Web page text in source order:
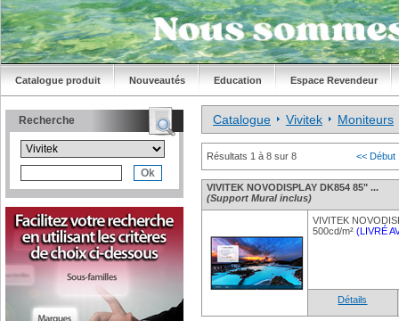
Catalogue produit Nouveautés Education Espace Revendeur
Recherche Catalogue Vivitek Moniteurs
Résultats 1 à 8 sur 8 << Début
VIVITEK NOVODISPLAY DK854 85" ...
(Support Mural inclus)
VIVITEK
500cd/m² (LIVRÉ
Détails